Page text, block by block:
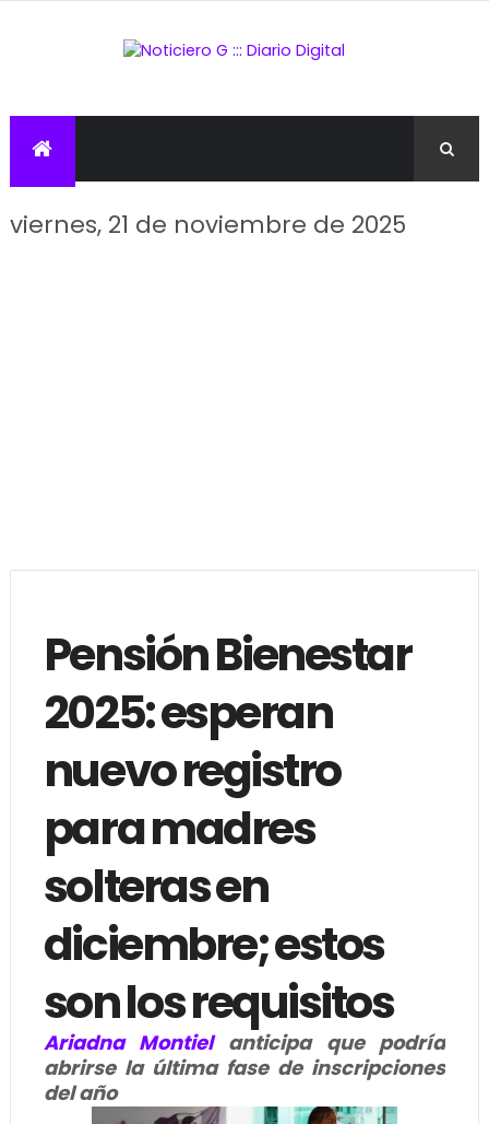
viernes, 21 de noviembre de 2025
Pensión Bienestar
2025: esperan
nuevo registro
para madres
solteras en
diciembre; estos
son los requisitos
Ariadna Montielanticipa que podría
abrirse la última fase de inscripciones
del año